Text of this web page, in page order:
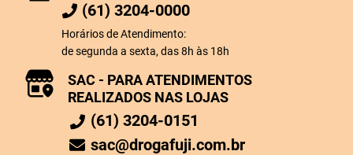
(61) 3204-0000
Horários de Atendimento:
de segunda a sexta, das 8h às 18h
SAC - PARA ATENDIMENTOS
REALIZADOS NAS LOJAS
(61) 3204-0151
sac@drogafuji.com.br